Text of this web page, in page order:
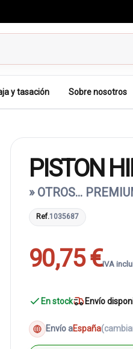
y tasación Sobre nosotros
PISTON
» OTROS...
Ref.1035687
90,75 €IVA
En stock Envío
Envío aEspaña